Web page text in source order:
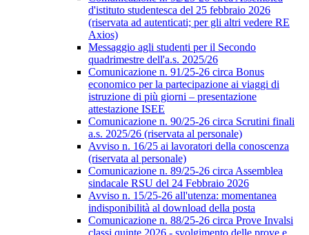
d'istituto studentesca del 25 febbraio 2026
(riservata ad autenticati; per gli altri vedere RE
Axios)
Messaggio agli studenti per il Secondo
quadrimestre dell'a.s. 2025/26
Comunicazione n. 91/25-26 circa Bonus
economico per la partecipazione ai viaggi di
istruzione di più giorni – presentazione
attestazione ISEE
Comunicazione n. 90/25-26 circa Scrutini finali
a.s. 2025/26 (riservata al personale)
Avviso n. 16/25 ai lavoratori della conoscenza
(riservata al personale)
Comunicazione n. 89/25-26 circa Assemblea
sindacale RSU del 24 Febbraio 2026
Avviso n. 15/25-26 all'utenza: momentanea
indisponibilità al download della posta
Comunicazione n. 88/25-26 circa Prove Invalsi